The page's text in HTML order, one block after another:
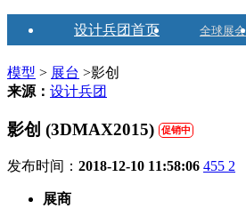
设计兵团首页 全球展会
模型 > 展台 >影创
来源： 设计兵团
影创 (3DMAX2015) 促销中
发布时间： 2018-12-10 11:58:06 455 2
展商